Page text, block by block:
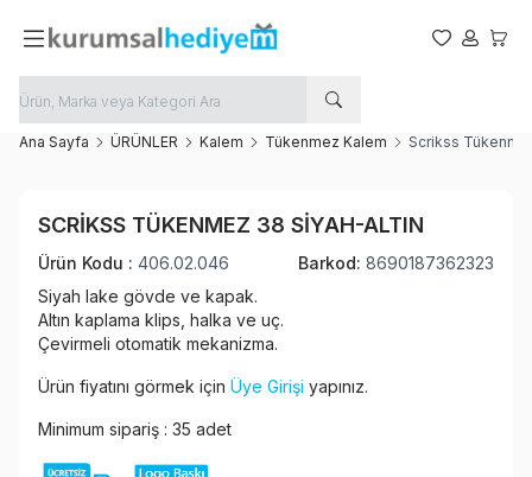
Favorilerim
Hesabım
Ana Sayfa ÜRÜNLER Kalem Tükenmez Kalem Scrikss
SCRIKSS TÜKENMEZ 38 SIYAH-ALTIN
Ürün Kodu : 406.02.046 Barkod: 8690187362323
Siyah lake gövde ve kapak.
Altın kaplama klips, halka ve uç.
Çevirmeli otomatik mekanizma.
Ürün fiyatını görmek için Üye Girişi yapınız.
Minimum sipariş : 35 adet